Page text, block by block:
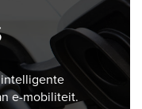
intelligente
e-mobiliteit.